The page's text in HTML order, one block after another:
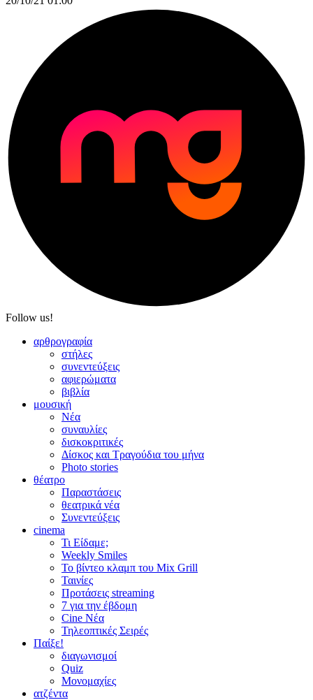
Follow us!
αρθρογραφία
στήλες
συνεντεύξεις
αφιερώματα
βιβλία
μουσική
Νέα
συναυλίες
δισκοκριτικές
Δίσκος και Τραγούδια του μήνα
Photo stories
θέατρο
Παραστάσεις
θεατρικά νέα
Συνεντεύξεις
cinema
Τι Είδαμε;
Weekly Smiles
Το βίντεο κλαμπ του Mix Grill
Ταινίες
Προτάσεις streaming
7 για την έβδομη
Cine Νέα
Τηλεοπτικές Σειρές
Παίξε!
διαγωνισμοί
Quiz
Μονομαχίες
ατζέντα